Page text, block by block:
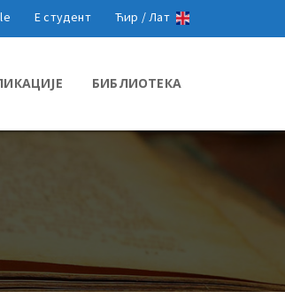
Е студент Ћир /Лат
БИБЛИОТЕКА